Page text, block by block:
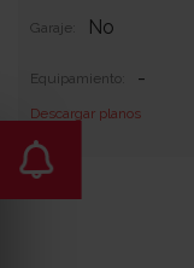
Garaje: No
Equipamiento: -
Descargar planos
Incluye 0